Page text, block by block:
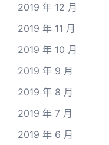
2019 年 12 月
2019 年 11 月
2019 年 10 月
2019 年 9 月
2019 年 8 月
2019 年 7 月
2019 年 6 月